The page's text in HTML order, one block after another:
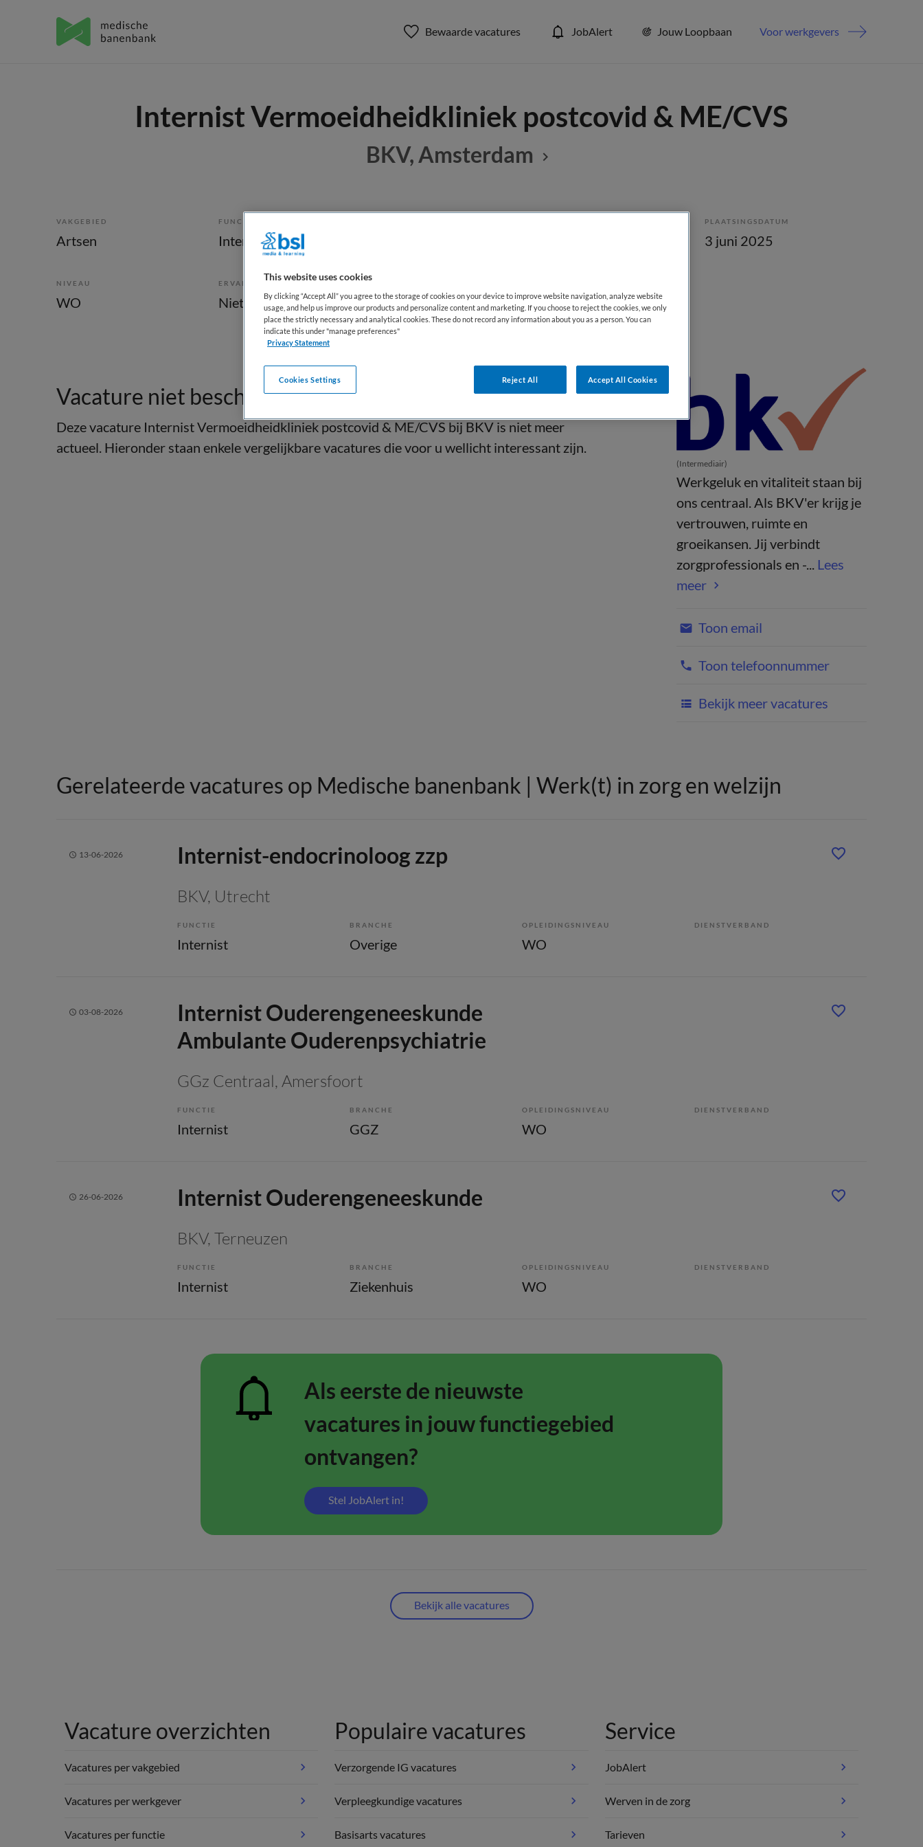
Bewaarde vacatures JobAlert Jouw Loopbaan Voor werkgevers
Internist Vermoeidheidkliniek postcovid & ME/CVS
BKV, Amsterdam
VAKGEBIED
Artsen
FUNCTIE
Internist
PLAATSINGSDATUM
3 juni 2025
NIVEAU
WO
ERVARING
Niet nader bepaald Fulltime
Vacature niet beschikbaar
Deze vacature Internist Vermoeidheidkliniek postcovid & ME/CVS bij BKV is niet meer
actueel. Hieronder staan enkele vergelijkbare vacatures die voor u wellicht interessant zijn.
(Intermediair)
Werkgeluk en vitaliteit staan bij
ons centraal. Als BKV'er krijg je
vertrouwen, ruimte en
groeikansen. Jij verbindt
zorgprofessionals en -... Lees
meer
Toon email
Toon telefoonnummer
Bekijk meer vacatures
Gerelateerde vacatures op Medische banenbank | Werk(t) in zorg en welzijn
13-06-2026 Internist-endocrinoloog zzp
BKV, Utrecht
FUNCTIE
Internist
BRANCHE
Overige
OPLEIDINGSNIVEAU
WO
DIENSTVERBAND
03-08-2026
Internist Ouderengeneeskunde
Ambulante Ouderenpsychiatrie
GGz Centraal, Amersfoort
FUNCTIE
Internist
BRANCHE
GGZ
OPLEIDINGSNIVEAU
WO
DIENSTVERBAND
26-06-2026 Internist Ouderengeneeskunde
BKV, Terneuzen
FUNCTIE
Internist
BRANCHE
Ziekenhuis
OPLEIDINGSNIVEAU
WO
DIENSTVERBAND
Als eerste de nieuwste
vacatures in jouw functiegebied
ontvangen?
Stel JobAlert in!
Bekijk alle vacatures
Vacature overzichten
Vacatures per vakgebied
Vacatures per werkgever
Vacatures per functie
Populaire vacatures
Verzorgende IG vacatures
Verpleegkundige vacatures
Basisarts vacatures
Service
JobAlert
Werven in de zorg
Tarieven
This website uses cookies
By clicking “Accept All” you agree to the storage of cookies on your device to improve website navigation, analyze website
usage, and help us improve our products and personalize content and marketing. If you choose to reject the cookies, we only
place the strictly necessary and analytical cookies. These do not record any information about you as a person. You can
indicate this under "manage preferences"
Privacy Statement
Reject All Accept All Cookies
Cookies Settings